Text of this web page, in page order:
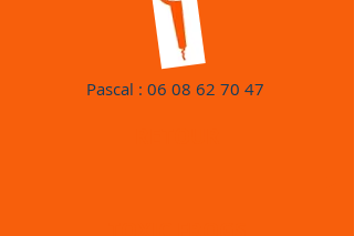
Pascal : 06 08 62 70 47